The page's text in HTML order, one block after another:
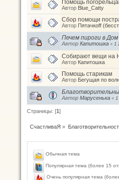
Помощь
Автор Blue_Catty
Сбор помощи
Автор Пятачкоff
Печем пироги в
Автор Капитошка « 1
Собирают вещи на
Автор Капитошка
Помощь старикам
Автор Бегущая по
Автор Марусенька « 1
Страницы: [1]
СчастливаЯ »
Обычная тема
Популярная тема (более 15
Очень популярная тема